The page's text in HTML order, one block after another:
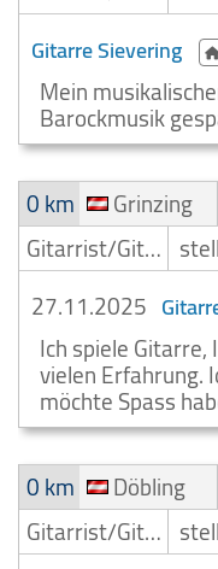
Gitarre Sievering
Mein
Barockmusik
0 km
Grinzing
Gitarrist/Gitarrenspieler
27.11.2025
Ich spiele Gitarre,
vielen Erfahrung.
möchte Spass
0 km
Döbling
Gitarrist/Gitarrenspieler